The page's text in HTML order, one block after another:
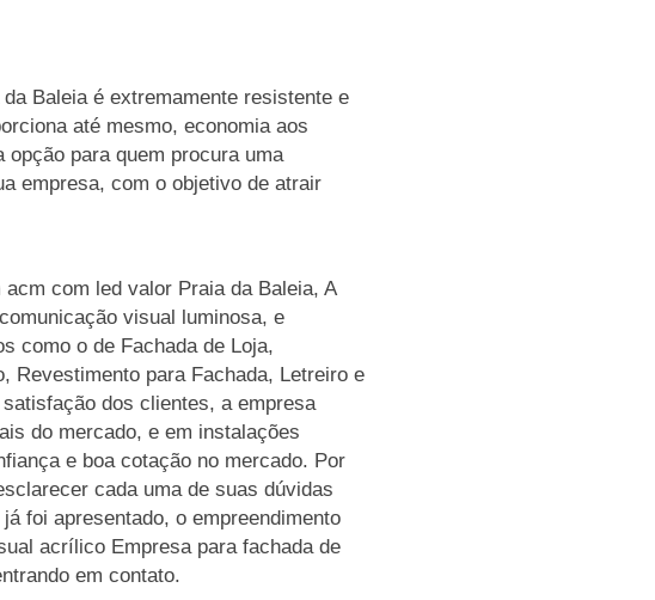
Baleia é extremamente resistente e
até mesmo, economia aos
para quem procura uma
empresa, com o objetivo de atrair
com led valor Praia da Baleia, A
visual luminosa, e
como o de Fachada de Loja,
Revestimento para Fachada, Letreiro e
dos clientes, a empresa
do mercado, e em instalações
e boa cotação no mercado. Por
cada uma de suas dúvidas
foi apresentado, o empreendimento
acrílico Empresa para fachada de
em contato.